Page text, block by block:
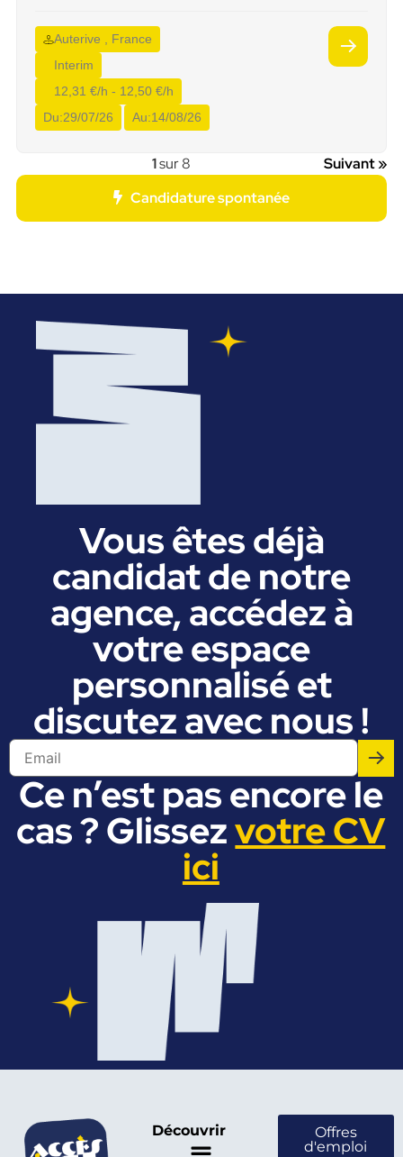
Auterive , France
Interim
12,31 €/h - 12,50 €/h
Du:29/07/26 Au:14/08/26
1sur 8
Suivant »
Candidature spontanée
Vous êtes déjà
candidat de notre
agence, accédez à
votre espace
personnalisé et
discutez avec nous !
Ce n’est pas encore le
cas ? Glissezvotre CV
ici
Découvrir
Offres
d'emploi